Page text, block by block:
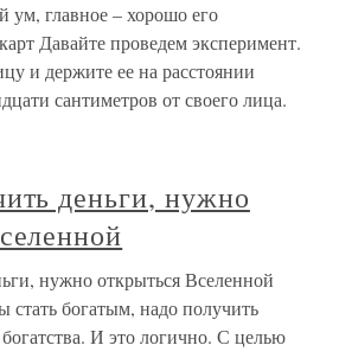
главное – хорошо его
Давайте проведем эксперимент.
и держите ее на расстоянии
сантиметров от своего лица.
деньги, нужно
нужно открыться Вселенной
стать богатым, надо получить
И это логично. С целью